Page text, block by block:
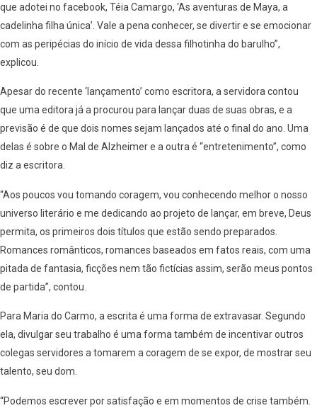
que adotei no facebook, Téia Camargo, ‘As aventuras de Maya, a
cadelinha filha única’. Vale a pena conhecer, se divertir e se emocionar
com as peripécias do início de vida dessa filhotinha do barulho”,
explicou.
Apesar do recente ‘lançamento’ como escritora, a servidora contou
que uma editora já a procurou para lançar duas de suas obras, e a
previsão é de que dois nomes sejam lançados até o final do ano. Uma
delas é sobre o Mal de Alzheimer e a outra é “entretenimento”, como
diz a escritora.
“Aos poucos vou tomando coragem, vou conhecendo melhor o nosso
universo literário e me dedicando ao projeto de lançar, em breve, Deus
permita, os primeiros dois títulos que estão sendo preparados.
Romances românticos, romances baseados em fatos reais, com uma
pitada de fantasia, ficções nem tão fictícias assim, serão meus pontos
de partida”, contou.
Para Maria do Carmo, a escrita é uma forma de extravasar. Segundo
ela, divulgar seu trabalho é uma forma também de incentivar outros
colegas servidores a tomarem a coragem de se expor, de mostrar seu
talento, seu dom.
“Podemos escrever por satisfação e em momentos de crise também.